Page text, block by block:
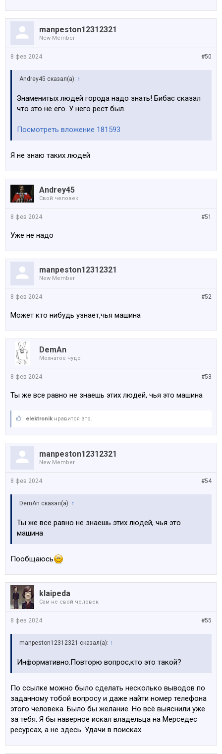
manpeston12312321
New Member
#50
8 фев 2024
Andrey45 сказал(а): ↑
Знаменитых людей города надо знать! Бибас сказал
что это не его. У него рест был.
Посмотреть вложение 181593
Я не знаю таких людей
Andrey45
Свой человек
#51
8 фев 2024
Уже не надо
manpeston12312321
New Member
#52
8 фев 2024
Может кто нибудь узнает,чья машина
DemAn
Мохнатое чудо
#53
8 фев 2024
Ты же все равно не знаешь этих людей, чья это машина
elektronik нравится это.
manpeston12312321
New Member
#54
8 фев 2024
DemAn сказал(а): ↑
Ты же все равно не знаешь этих людей, чья это
машина
Пообщаюсь
klaipeda
Сам не свой человек
#55
8 фев 2024
manpeston12312321 сказал(а): ↑
Информативно.Повторю вопрос,кто это такой?
По ссылке можно было сделать несколько выводов по
заданному тобой вопросу и даже найти номер телефона
этого человека. Было бы желание. Но всё выяснили уже
за тебя. Я бы наверное искал владельца на Мерседес
ресурсах, а не здесь. Удачи в поисках.